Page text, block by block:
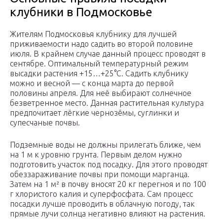
клубники в Подмосковье
Жителям Подмосковья клубнику для лучшей
приживаемости надо садить во второй половине
июля. В крайнем случае данный процесс проводят в
сентябре. Оптимальный температурный режим
высадки растения +15…+25°C. Садить клубнику
можно и весной — с конца марта до первой
половины апреля. Для неё выбирают солнечное
безветренное место. Данная растительная культура
предпочитает лёгкие чернозёмы, суглинки и
супесчаные почвы.
Подземные воды не должны прилегать ближе, чем
на 1 м к уровню грунта. Первым делом нужно
подготовить участок под посадку. Для этого проводят
обеззараживание почвы при помощи марганца.
Затем на 1 м² в почву вносят 20 кг перегноя и по 100
г хлористого калия и суперфосфата. Сам процесс
посадки лучше проводить в облачную погоду, так
прямые лучи солнца негативно влияют на растения.